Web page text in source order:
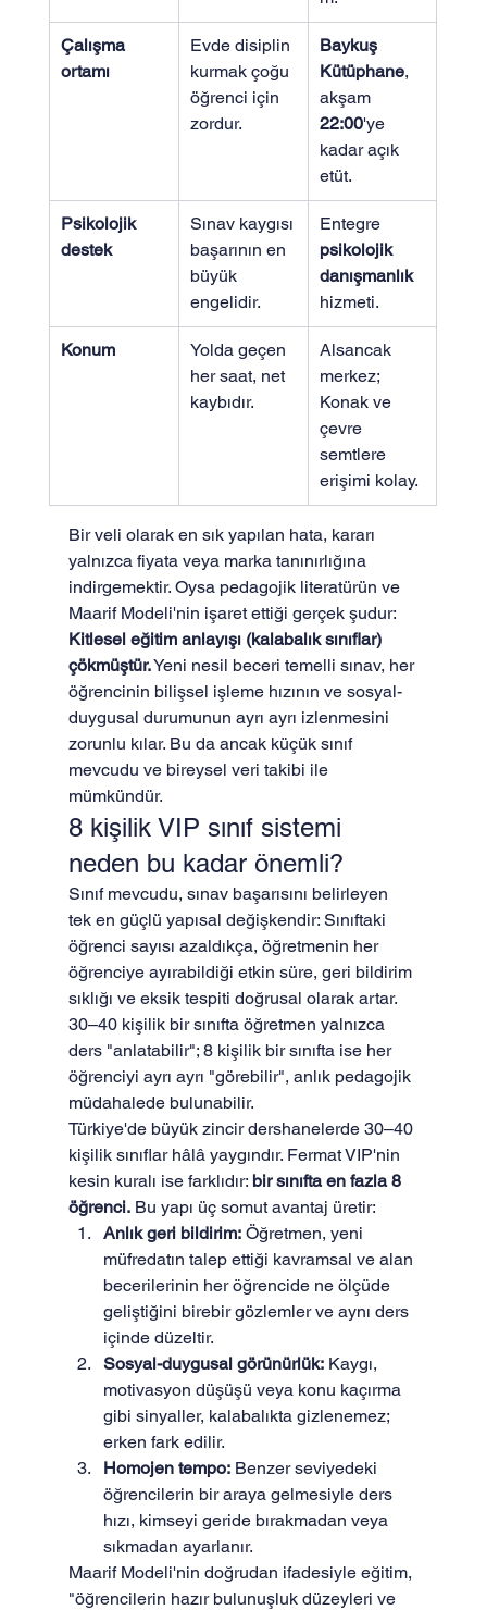
Çalışma
ortamı
Evde disiplin
kurmak çoğu
öğrenci için
zordur.
Baykuş
Kütüphane,
akşam
22:00'ye
kadar açık
etüt.
Psikolojik
destek
Sınav kaygısı
başarının en
büyük
engelidir.
Entegre
psikolojik
danışmanlık
hizmeti.
Konum
Yolda geçen
her saat, net
kaybıdır.
Alsancak
merkez;
Konak ve
çevre
semtlere
erişimi kolay.
Bir veli olarak en sık yapılan hata, kararı
yalnızca fiyata veya marka tanınırlığına
indirgemektir. Oysa pedagojik literatürün ve
Maarif Modeli'nin işaret ettiği gerçek şudur:
Kitlesel eğitim anlayışı (kalabalık sınıflar)
çökmüştür. Yeni nesil beceri temelli sınav, her
öğrencinin bilişsel işleme hızının ve sosyal-
duygusal durumunun ayrı ayrı izlenmesini
zorunlu kılar. Bu da ancak küçük sınıf
mevcudu ve bireysel veri takibi ile
mümkündür.
8 kişilik VIP sınıf sistemi
neden bu kadar önemli?
Sınıf mevcudu, sınav başarısını belirleyen
tek en güçlü yapısal değişkendir: Sınıftaki
öğrenci sayısı azaldıkça, öğretmenin her
öğrenciye ayırabildiği etkin süre, geri bildirim
sıklığı ve eksik tespiti doğrusal olarak artar.
30–40 kişilik bir sınıfta öğretmen yalnızca
ders "anlatabilir"; 8 kişilik bir sınıfta ise her
öğrenciyi ayrı ayrı "görebilir", anlık pedagojik
müdahalede bulunabilir.
Türkiye'de büyük zincir dershanelerde 30–40
kişilik sınıflar hâlâ yaygındır. Fermat VIP'nin
kesin kuralı ise farklıdır: bir sınıfta en fazla 8
öğrenci. Bu yapı üç somut avantaj üretir:
Anlık geri bildirim: Öğretmen, yeni
müfredatın talep ettiği kavramsal ve alan
becerilerinin her öğrencide ne ölçüde
geliştiğini birebir gözlemler ve aynı ders
içinde düzeltir.
Sosyal-duygusal görünürlük: Kaygı,
motivasyon düşüşü veya konu kaçırma
gibi sinyaller, kalabalıkta gizlenemez;
erken fark edilir.
Homojen tempo: Benzer seviyedeki
öğrencilerin bir araya gelmesiyle ders
hızı, kimseyi geride bırakmadan veya
sıkmadan ayarlanır.
Maarif Modeli'nin doğrudan ifadesiyle eğitim,
"öğrencilerin hazır bulunuşluk düzeyleri ve